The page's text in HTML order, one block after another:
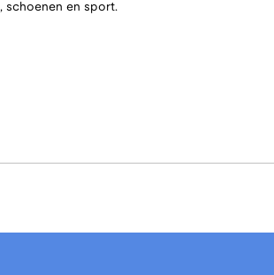
schoenen en sport.